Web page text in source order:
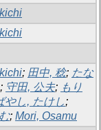
; 田中, 稔; たな
; 守田, 公夫; もり
やし, たけし;
; Mori, Osamu